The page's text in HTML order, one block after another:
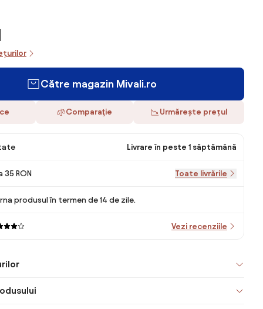
Către magazin Mivali.ro
Comparaţie Urmărește prețul
Livrare în peste 1 săptămână
35 RON Toate livrările
produsul în termen de 14 de zile.
Vezi recenziile